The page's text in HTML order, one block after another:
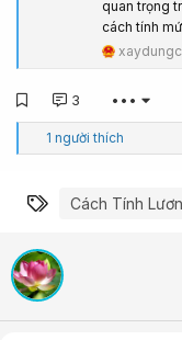
quan trọng
cách tính
3 •••
C
ả
ú
1 người thích
Từ khóa
Cách Tính